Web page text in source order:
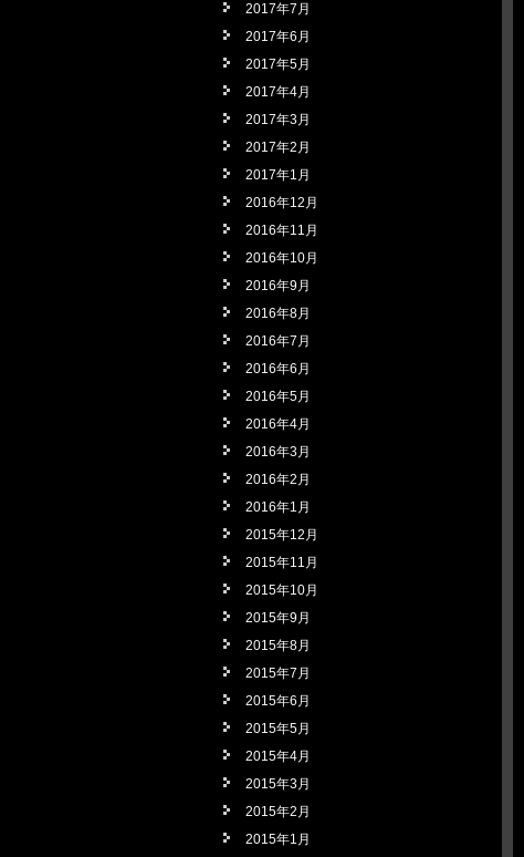
2017年7月
2017年6月
2017年5月
2017年4月
2017年3月
2017年2月
2017年1月
2016年12月
2016年11月
2016年10月
2016年9月
2016年8月
2016年7月
2016年6月
2016年5月
2016年4月
2016年3月
2016年2月
2016年1月
2015年12月
2015年11月
2015年10月
2015年9月
2015年8月
2015年7月
2015年6月
2015年5月
2015年4月
2015年3月
2015年2月
2015年1月